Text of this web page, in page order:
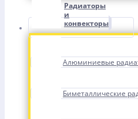
Радиаторы
и
конвекторы
Алюминиевые
Биметаллические